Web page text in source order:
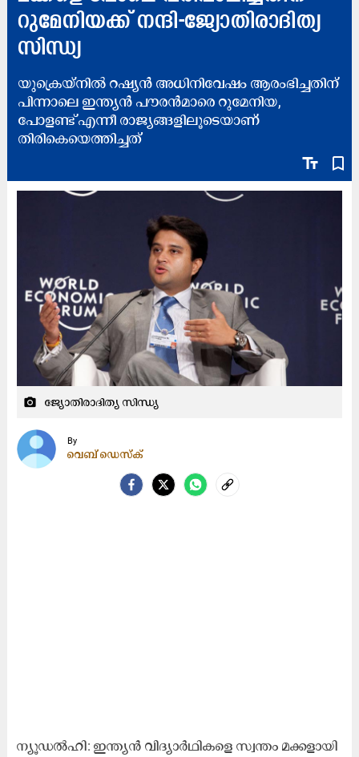
റുമേനിയക്ക് നന്ദി-ജ്യോതിരാദിത്യ
സിന്ധ്യ
text_fields bookmark_border
യുക്രെയ്നിൽ റഷ്യൻ അധിനിവേഷം ആരംഭിച്ചതിന്
പിന്നാലെ ഇന്ത്യൻ പൗരൻമാരെ റുമേനിയ,
പോളണ്ട് എന്നീ രാജ്യങ്ങളിലൂടെയാണ്
തിരികെയെത്തിച്ചത്
camera_alt ജ്യോതിരാദിത്യ സിന്ധ്യ
By
വെബ് ഡെസ്ക്
ന്യൂഡൽഹി: ഇന്ത്യൻ വിദ്യാർഥികളെ സ്വന്തം മക്കളായി